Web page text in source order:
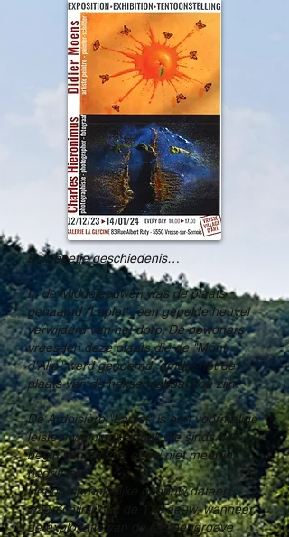
Een beetje geschiedenis…
In de Middeleeuwen was de plaats
genaamd "Laplet", een gepelde heuvel
verwijderd van het dorp. De bewoners
vreesden deze plaats die de "Mont
d'Alle" werd genoemd, omdat het de
plaats van de heksensabbat zou zijn.
De Ardoisière "Laplet" is een voormalige
leisteenwinningsfabriek die sinds het
begin van de 20e eeuw niet meer in
bedrijf is.
Het oorspronkelijke gebouw dateert
waarschijnlijk uit de 17e eeuw, wanneer
de exploitatie van de leisteengroeve